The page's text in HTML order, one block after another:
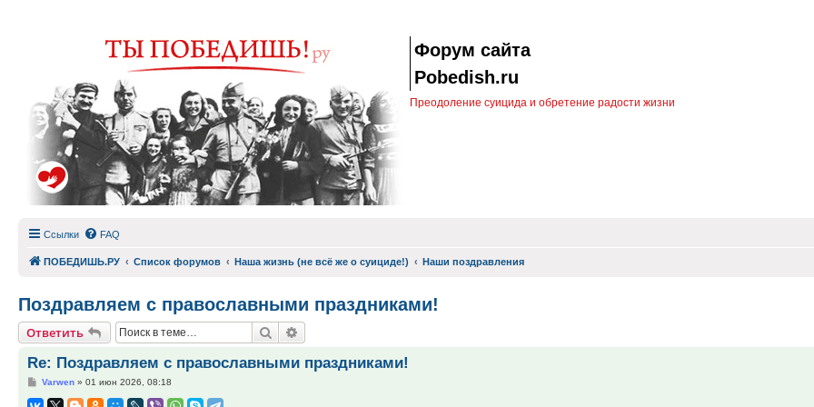
Форум сайта
Pobedish.ru
Преодоление суицида и обретение радости жизни
Ссылки FAQ
ПОБЕДИШЬ.РУ Список форумов Наша жизнь (не всё же о суициде!) Наши поздравления
Поздравляем с православными праздниками!
Ответить Поиск
Re: Поздравляем с православными праздниками!
Сообщение
Varwen» 01 июн 2026, 08:18